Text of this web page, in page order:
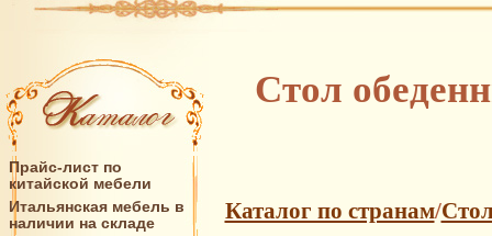
Прайс-лист по
китайской мебели
Итальянская мебель в
наличии на складе
Стол
Каталог по странам/